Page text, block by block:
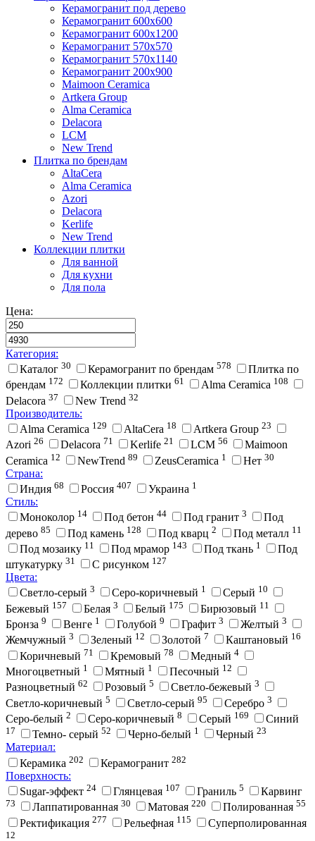
Керамогранит под дерево
Керамогранит 600x600
Керамогранит 600x1200
Керамогранит 570x570
Керамогранит 570x1140
Керамогранит 200x900
Maimoon Ceramica
Artkera Group
Alma Ceramica
Delacora
LCM
New Trend
Плитка по брендам
AltaCera
Аlma Ceramica
Azori
Delacora
Kerlife
New Trend
Коллекции плитки
Для ванной
Для кухни
Для пола
Цена:
Категория:
Каталог 30 Керамогранит по брендам 578
Плитка по
брендам 172 Коллекции плитки 61 Alma Ceramica 108
Delacora 37 New Trend 32
Производитель:
Alma Ceramica 129 AltaCera 18 Artkera Group 23
Azori 26 Delacora 71 Kerlife 21 LCM 56
Maimoon
Ceramica 12 NewTrend 89 ZeusCeramica 1 Нет 30
Страна:
Индия 68 Россия 407 Украина 1
Стиль:
Моноколор 14 Под бетон 44 Под гранит 3
Под
дерево 85 Под камень 128 Под кварц 2 Под металл 11
Под мозаику 11 Под мрамор 143 Под ткань 1
Под
штукатурку 31 С рисунком 127
Цвета:
Cветло-серый 3 Cеро-коричневый 1 Cерый 10
Бежевый 157 Белая 3 Белый 175 Бирюзовый 11
Бронза 9 Венге 1 Голубой 9 Графит 3 Желтый 3
Жемчужный 3 Зеленый 12 Золотой 7 Каштановый 16
Коричневый 71 Кремовый 78 Медный 4
Многоцветный 1 Мятный 1 Песочный 12
Разноцветный 62 Розовый 5 Светло-бежевый 3
Светло-коричневый 5 Светло-серый 95 Серебро 3
Серо-белый 2 Серо-коричневый 8 Серый 169 Синий
17 Темно- серый 52 Черно-белый 1 Черный 23
Материал:
Керамика 202 Керамогранит 282
Поверхность:
Sugar-эффект 24 Глянцевая 107 Граниль 5 Карвинг
73 Лаппатированная 30 Матовая 220 Полированная 55
Ректификация 277 Рельефная 115 Суперполированная
12